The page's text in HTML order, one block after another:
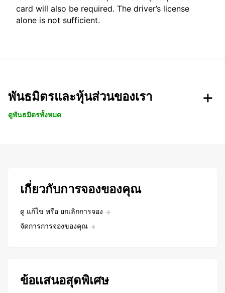
card will also be required. The driver’s license
alone is not sufficient.
พันธมิตรและหุ้นส่วนของเรา
ดูพันธมิตรทั้งหมด
เกี่ยวกับการจองของคุณ
ดู แก้ไข หรือ ยกเลิกการจอง
จัดการการจองของคุณ
ข้อเเสนอสุดพิเศษ